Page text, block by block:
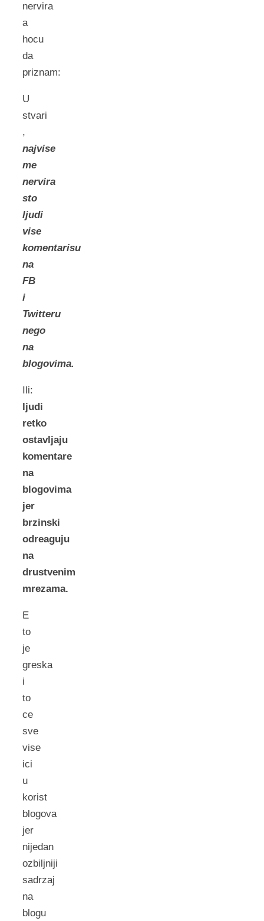
nervira
a
hocu
da
priznam:
U
stvari
,
najvise
me
nervira
sto
ljudi
vise
komentarisu
na
FB
i
Twitteru
nego
na
blogovima.
Ili:
ljudi
retko
ostavljaju
komentare
na
blogovima
jer
brzinski
odreaguju
na
drustvenim
mrezama.
E
to
je
greska
i
to
ce
sve
vise
ici
u
korist
blogova
jer
nijedan
ozbiljniji
sadrzaj
na
blogu